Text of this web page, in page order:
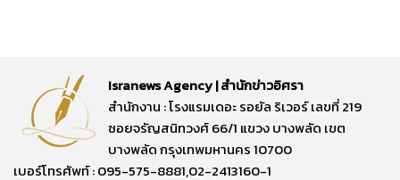
Isranews Agency | สำนักข่าวอิศรา
สำนักงาน : โรงแรมเดอะ รอยัล ริเวอร์ เลขที่ 219
ซอยจรัญสนิทวงศ์ 66/1 แขวง บางพลัด เขต
บางพลัด กรุงเทพมหานคร 10700
เบอร์โทรศัพท์ : 095-575-8881,02-2413160-1